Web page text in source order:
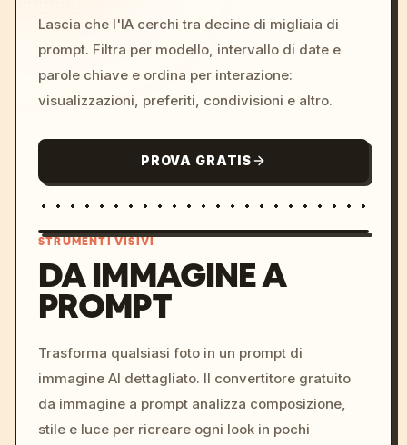
Lascia che l'IA cerchi tra decine di migliaia di
prompt. Filtra per modello, intervallo di date e
parole chiave e ordina per interazione:
visualizzazioni, preferiti, condivisioni e altro.
PROVA GRATIS
colors, 8k --v 6.0
STRUMENTI VISIVI
DA IMMAGINE A
PROMPT
Trasforma qualsiasi foto in un prompt di
immagine AI dettagliato. Il convertitore gratuito
da immagine a prompt analizza composizione,
stile e luce per ricreare ogni look in pochi